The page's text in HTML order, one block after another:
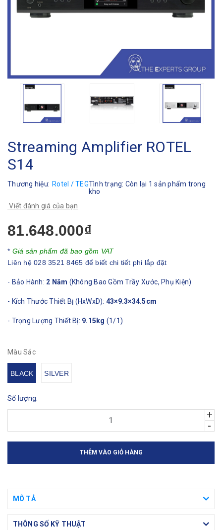
Streaming Amplifier ROTEL
S14
Thương hiệu: Rotel / TEGTình trạng: Còn lại 1 sản phẩm trong
kho
Viết đánh giá của bạn
81.648.000₫
* Giá sản phẩm đã bao gồm VAT
Liên hệ 028 3521 8465 để biết chi tiết phi lắp đặt
- Bảo Hành: 2 Năm (Không Bao Gồm Trầy Xước, Phụ Kiện)
- Kích Thước Thiết Bị (HxWxD): 43×9.3×34.5cm
- Trọng Lượng Thiết Bị: 9.15kg (1/1)
Màu Sắc
BLACK SILVER
Số lượng:
+
-
THÊM VÀO GIỎ HÀNG
MÔ TẢ
THÔNG SỐ KỸ THUẬT